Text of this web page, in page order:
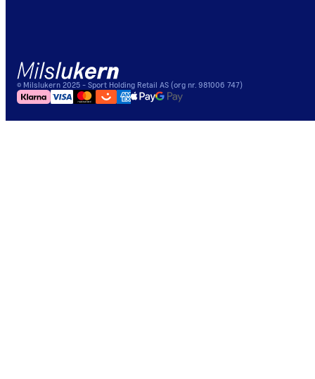
© Milslukern 2025 - Sport Holding Retail AS (org nr. 981006 747)